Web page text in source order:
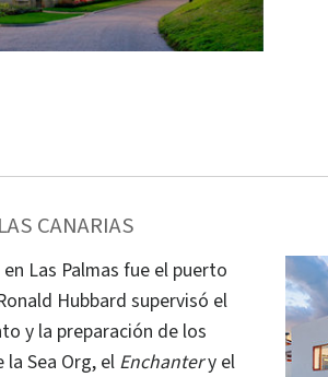
CANARIAS
Las Palmas fue el puerto
Hubbard supervisó el
y la preparación de los
Sea Org, el Enchantery el